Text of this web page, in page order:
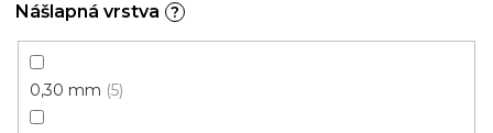
Nášlapná vrstva ?
0,30 mm 5